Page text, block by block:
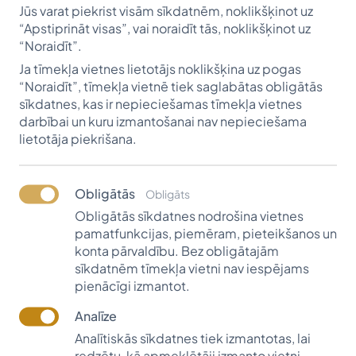
kalpošanu latviskiem mērķiem. Viņš ir ieņēmis
nozīmīgus amatus vairākās latviešu organizācijās,
vadījis neskaitāmas sporta kopas, darbojies vietējo
biedrību valdēs, nepārtraukti informējis amerikāņu
sabiedrību, publicējot rakstus par dzīvi Latvijā, bijis
Amerikas latviešu apvienības (ALA) valdes loceklis,
ALA Dzintara biedrs, Garezera Zelta mūža biedrs,
ugavas
Gundars Strautnieks pats savulaik atzinis, ka viņa
mūžā ir divas vissvarīgākās vērtības:,,Mana dzīve ir
veltīta manai ģimenei un latviešu tautai.”
Gundara Strautnieka sirds siltumu allaž ir saņēmusi
viņa ģimene: sieva Astrīda, ar kuru kopā pavadīti tik
daudzi mīlestības, uzticības un savstarpēja atbalsta
pilni gadi, izaudzināti dēli un meita.
Vītolu fonds Strautnieka kunga dzīvē ienāca nejauši,
Jūs varat piekrist visām sīkdatnēm, noklikšķinot uz
“Apstiprināt visas”, vai noraidīt tās, noklikšķinot uz
“Noraidīt”.
Ja tīmekļa vietnes lietotājs noklikšķina uz pogas
“Noraidīt”, tīmekļa vietnē tiek saglabātas obligātās
sīkdatnes, kas ir nepieciešamas tīmekļa vietnes
darbībai un kuru izmantošanai nav nepieciešama
lietotāja piekrišana.
Obligātās Obligāts
Obligātās sīkdatnes nodrošina vietnes
pamatfunkcijas, piemēram, pieteikšanos un
konta pārvaldību. Bez obligātajām
sīkdatnēm tīmekļa vietni nav iespējams
pienācīgi izmantot.
Analīze
Analītiskās sīkdatnes tiek izmantotas, lai